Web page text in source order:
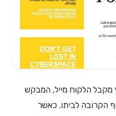
הלקוח מייל, המבקש
הקרובה לביתו. כאשר